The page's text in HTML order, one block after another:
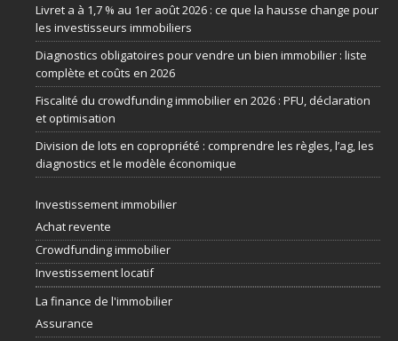
Livret a à 1,7 % au 1er août 2026 : ce que la hausse change pour
les investisseurs immobiliers
Diagnostics obligatoires pour vendre un bien immobilier : liste
complète et coûts en 2026
Fiscalité du crowdfunding immobilier en 2026 : PFU, déclaration
et optimisation
Division de lots en copropriété : comprendre les règles, l’ag, les
diagnostics et le modèle économique
Investissement immobilier
Achat revente
Crowdfunding immobilier
Investissement locatif
La finance de l'immobilier
Assurance